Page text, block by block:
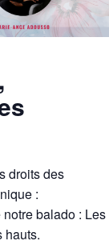
droits des
:
notre balado : Les
hauts.